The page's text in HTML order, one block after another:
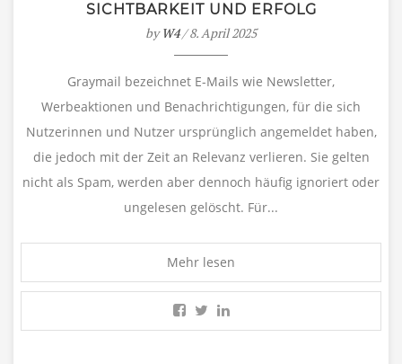
SICHTBARKEIT UND ERFOLG
byW4/ 8. April 2025
Graymail bezeichnet E-Mails wie Newsletter,
Werbeaktionen und Benachrichtigungen, für die sich
Nutzerinnen und Nutzer ursprünglich angemeldet haben,
die jedoch mit der Zeit an Relevanz verlieren. Sie gelten
nicht als Spam, werden aber dennoch häufig ignoriert oder
ungelesen gelöscht. Für...
Mehr lesen